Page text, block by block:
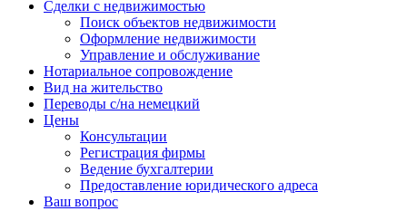
Сделки с недвижимостью
Поиск объектов недвижимости
Оформление недвижимости
Управление и обслуживание
Нотариальное сопровождение
Вид на жительство
Переводы с/на немецкий
Цены
Консультации
Регистрация фирмы
Ведение бухгалтерии
Предоставление юридического адреса
Ваш вопрос